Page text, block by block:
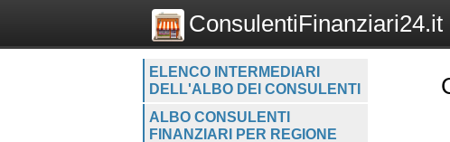
ConsulentiFinanziari24.it
ELENCO INTERMEDIARI
DELL'ALBO DEI CONSULENTI
ALBO CONSULENTI
FINANZIARI PER REGIONE